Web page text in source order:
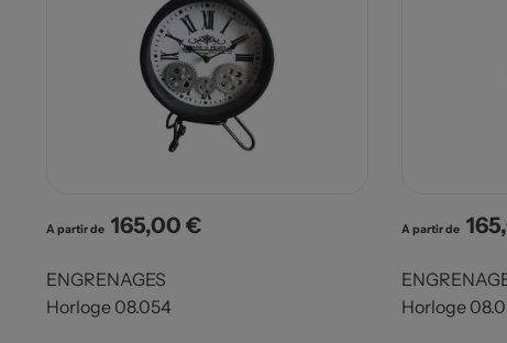
A partir de Prix
165,00 €
ENGRENAGES
Horloge 08.054
A partir de Prix
Horloge